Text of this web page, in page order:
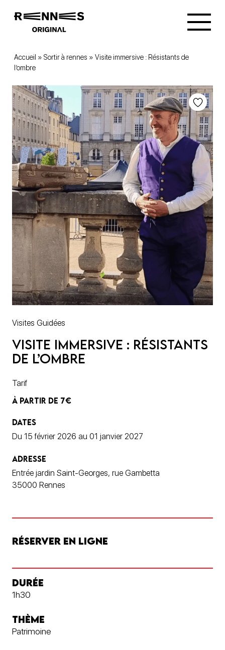
Accueil » Sortir à rennes » Visite immersive : Résistants de
l’ombre
Visites Guidées
Visite immersive : Résistants
de l’ombre
Tarif
À PARTIR DE 7€
DATES
Du 15 février 2026 au 01 janvier 2027
ADRESSE
Entrée jardin Saint-Georges, rue Gambetta
35000 Rennes
RÉSERVER EN LIGNE
DURÉE
1h30
THÈME
Patrimoine